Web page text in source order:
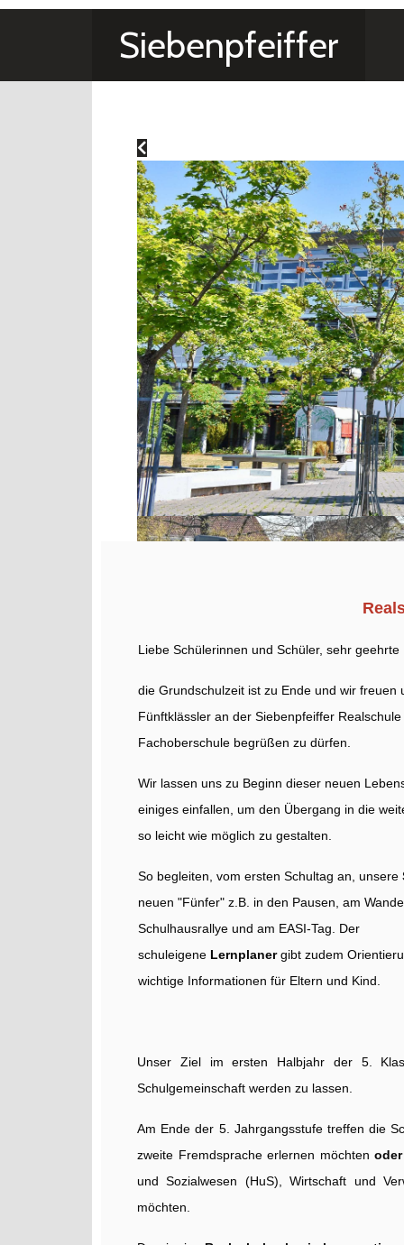
Siebenpfeiffer
Liebe Schülerinnen und Schüler, sehr
die Grundschulzeit ist zu Ende und wir freuen
Fünftklässler an der Siebenpfeiffer
Fachoberschule begrüßen zu dürfen.
Wir lassen uns zu Beginn dieser neuen
einiges einfallen, um den Übergang in die
so leicht wie möglich zu gestalten.
So begleiten, vom ersten Schultag an, unsere
neuen "Fünfer" z.B. in den Pausen, am
Schulhausrallye und am EASI-Tag. Der
schuleigene Lernplanergibt zudem
wichtige Informationen für Eltern und Kind.
Unser Ziel im ersten Halbjahr der 5.
Schulgemeinschaft werden zu lassen.
Am Ende der 5. Jahrgangsstufe treffen die
zweite Fremdsprache erlernen möchten oder
und Sozialwesen (HuS), Wirtschaft und
möchten.